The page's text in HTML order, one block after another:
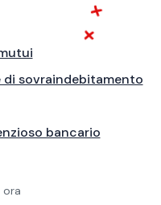
di sovraindebitamento
bancario
ora